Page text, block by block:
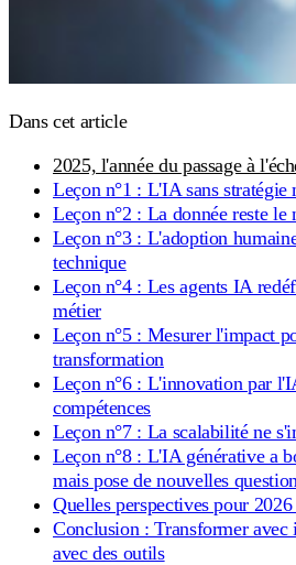
Dans cet article
2025, l'année du passage à
Leçon n°1 : L'IA sans stratégie
Leçon n°2 : La donnée reste le
Leçon n°3 : L'adoption
technique
Leçon n°4 : Les agents IA
métier
Leçon n°5 : Mesurer l'impact
transformation
Leçon n°6 : L'innovation par
compétences
Leçon n°7 : La scalabilité ne
Leçon n°8 : L'IA générative a
mais pose de nouvelles
Quelles perspectives pour
Conclusion : Transformer avec
avec des outils